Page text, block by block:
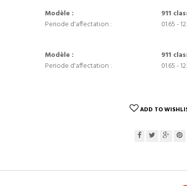
Modèle :
911
Periode d'affectation :
01.65 -
Modèle :
911
Periode d'affectation :
01.65 -
ADD TO